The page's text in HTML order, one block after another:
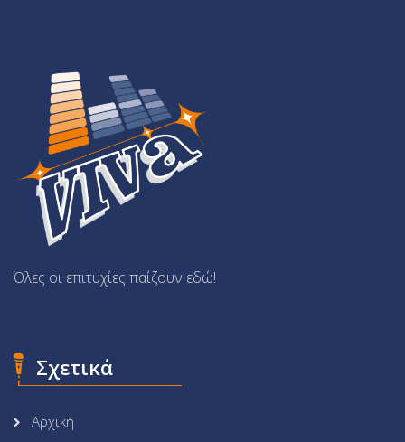
Όλες οι επιτυχίες παίζουν εδώ!
Σχετικά
Αρχική